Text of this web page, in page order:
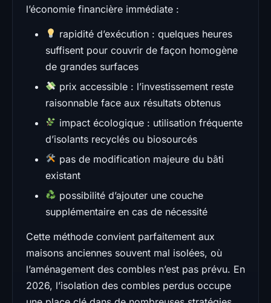
l’économie financière immédiate :
rapidité d’exécution : quelques heures
suffisent pour couvrir de façon homogène
de grandes surfaces
prix accessible : l’investissement reste
raisonnable face aux résultats obtenus
impact écologique : utilisation fréquente
d’isolants recyclés ou biosourcés
pas de modification majeure du bâti
existant
possibilité d’ajouter une couche
supplémentaire en cas de nécessité
Cette méthode convient parfaitement aux
maisons anciennes souvent mal isolées, où
l’aménagement des combles n’est pas prévu. En
2026, l’isolation des combles perdus occupe